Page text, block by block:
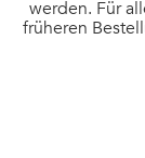
werden. Für
früheren